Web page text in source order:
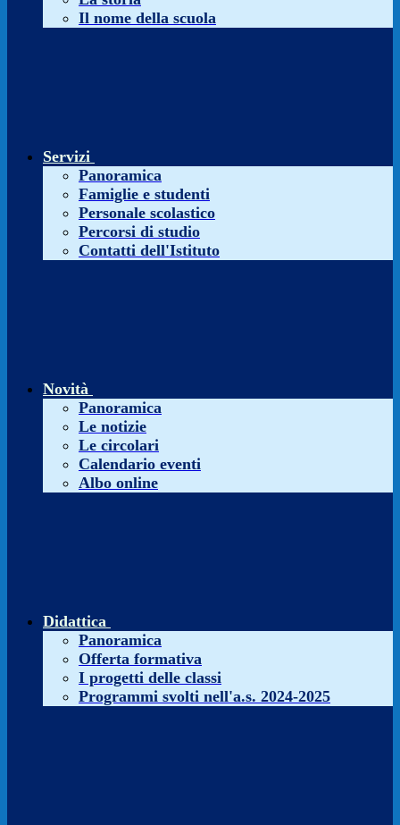
Il nome della scuola
Servizi
Panoramica
Famiglie e studenti
Personale scolastico
Percorsi di studio
Contatti dell'Istituto
Novità
Panoramica
Le notizie
Le circolari
Calendario eventi
Albo online
Didattica
Panoramica
Offerta formativa
I progetti delle classi
Programmi svolti nell'a.s. 2024-2025